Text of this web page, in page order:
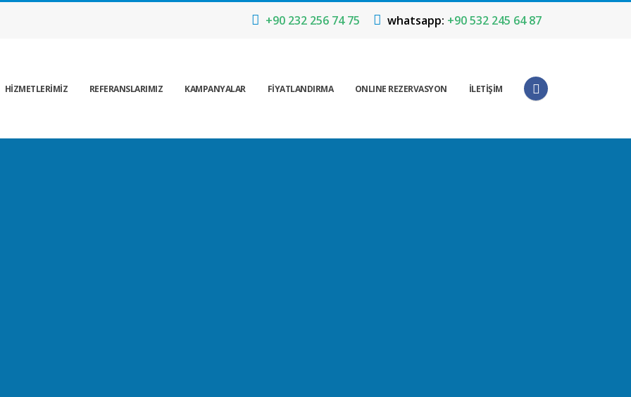
+90 232 256 74 75 whatsapp: +90 532 245 64 87
HİZMETLERİMİZ REFERANSLARIMIZ KAMPANYALAR FİYATLANDIRMA ONLINE REZERVASYON İLETİŞİM